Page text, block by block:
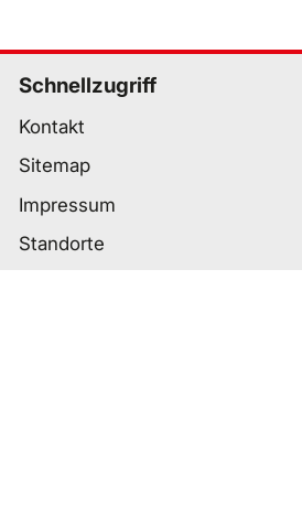
Schnellzugriff
Kontakt
Sitemap
Impressum
Standorte